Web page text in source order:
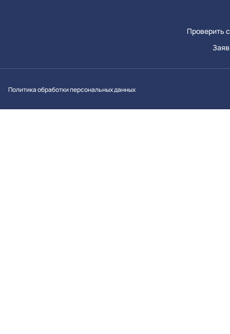
Проверить
Политика обработки персональных данных